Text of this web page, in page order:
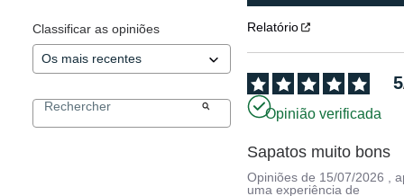
Classificar as opiniões Relatório
5
Opinião verificada
Sapatos muito bons
Opiniões de 15/07/2026 ,
uma experiência de